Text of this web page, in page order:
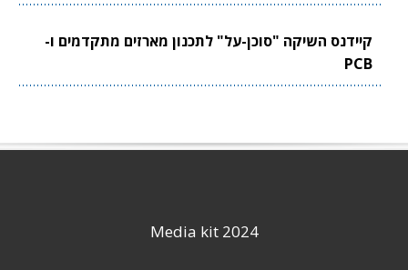
קיידנס השיקה "סוכן-על" לתכנון מארזים מתקדמים ו-
PCB
Media kit 2024